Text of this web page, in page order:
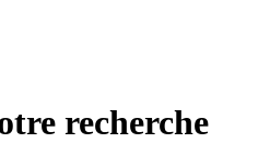
recherche